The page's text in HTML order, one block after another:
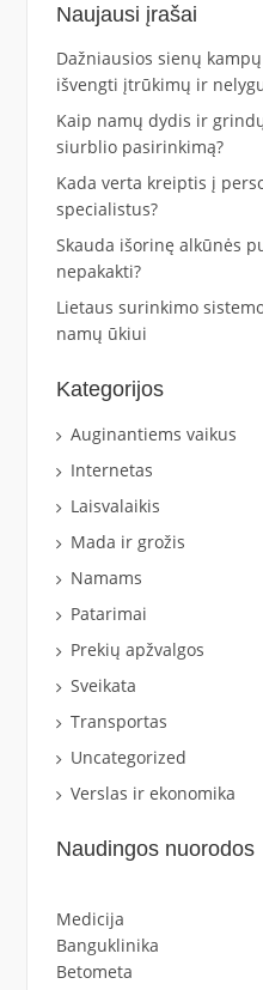
Naujausi įrašai
Dažniausios sienų
išvengti įtrūkimų ir
Kaip namų dydis ir
siurblio pasirinkimą?
Kada verta kreiptis į
specialistus?
Skauda išorinę alkūnės
nepakakti?
Lietaus surinkimo
namų ūkiui
Kategorijos
Auginantiems vaikus
Internetas
Laisvalaikis
Mada ir grožis
Namams
Patarimai
Prekių apžvalgos
Sveikata
Transportas
Uncategorized
Verslas ir ekonomika
Naudingos nuorodos
Medicija
Banguklinika
Betometa